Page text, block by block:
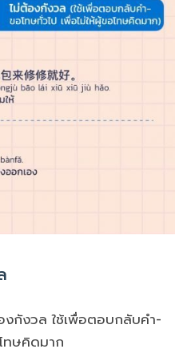
กังวล ใช้เพื่อตอบกลับคำ-
ทษคิดมาก